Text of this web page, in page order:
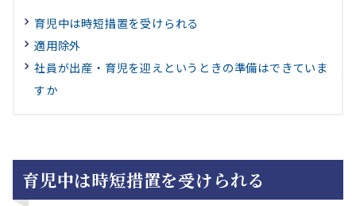
育児中は時短措置を受けられる
適用除外
社員が出産・育児を迎えというときの準備はできていま
すか
育児中は時短措置を受けられる